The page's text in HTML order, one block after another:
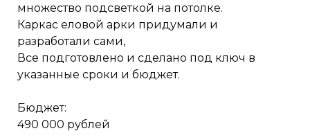
множество подсветкой на потолке.
Каркас еловой арки придумали и
разработали сами,
Все подготовлено и сделано под ключ в
указанные сроки и бюджет.
Бюджет:
490 000 рублей